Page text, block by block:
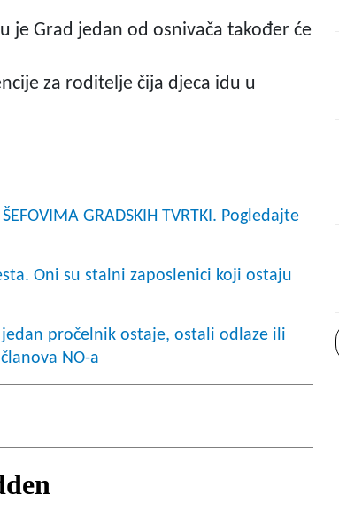
je Grad jedan od osnivača također će
za roditelje čija djeca idu u
ŠEFOVIMA GRADSKIH TVRTKI. Pogledajte
Oni su stalni zaposlenici koji ostaju
jedan pročelnik ostaje, ostali odlaze ili
NO-a